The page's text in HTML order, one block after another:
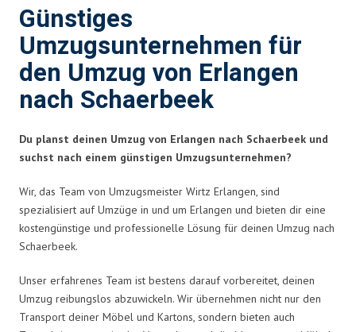
Günstiges
Umzugsunternehmen für
den Umzug von Erlangen
nach Schaerbeek
Du planst deinen Umzug von Erlangen nach Schaerbeek und
suchst nach einem günstigen Umzugsunternehmen?
Wir, das Team von Umzugsmeister Wirtz Erlangen, sind
spezialisiert auf Umzüge in und um Erlangen und bieten dir eine
kostengünstige und professionelle Lösung für deinen Umzug nach
Schaerbeek.
Unser erfahrenes Team ist bestens darauf vorbereitet, deinen
Umzug reibungslos abzuwickeln. Wir übernehmen nicht nur den
Transport deiner Möbel und Kartons, sondern bieten auch